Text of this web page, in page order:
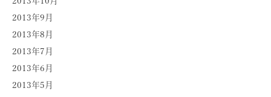
2013年9月
2013年8月
2013年7月
2013年6月
2013年5月